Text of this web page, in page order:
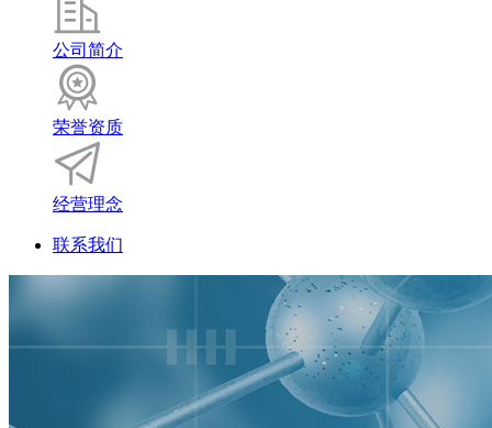
公司简介
荣誉资质
经营理念
联系我们